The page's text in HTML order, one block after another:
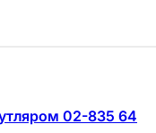
02-835 64